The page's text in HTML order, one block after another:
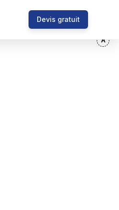
Devis gratuit